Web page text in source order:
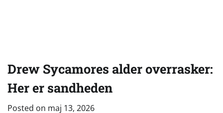
Drew Sycamores alder overrasker:
Her er sandheden
Posted on maj 13, 2026